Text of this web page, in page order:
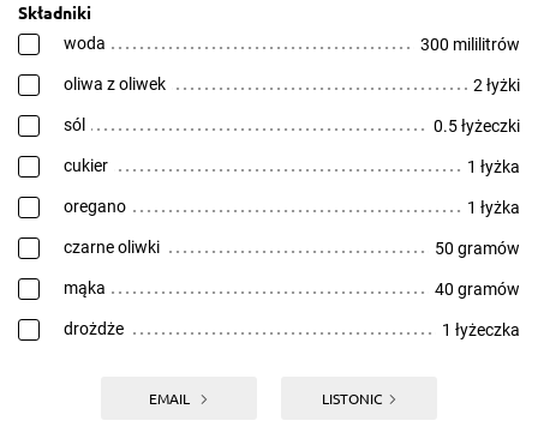
Składniki
woda 300 mililitrów
oliwa z oliwek 2 łyżki
sól 0.5 łyżeczki
cukier 1 łyżka
oregano 1 łyżka
czarne oliwki 50 gramów
mąka 40 gramów
drożdże 1 łyżeczka
EMAIL LISTONIC